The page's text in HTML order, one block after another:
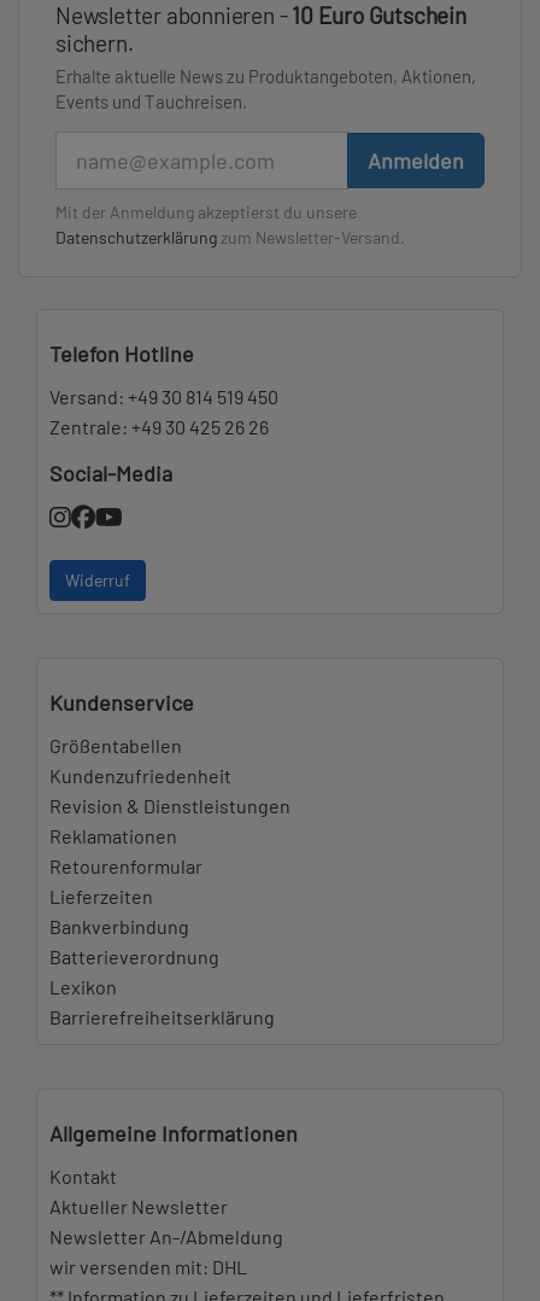
Newsletter abonnieren -10 Euro Gutschein
sichern.
Erhalte aktuelle News zu Produktangeboten, Aktionen,
Events und Tauchreisen.
Anmelden
Mit der Anmeldung akzeptierst du unsere
Datenschutzerklärung zum Newsletter-Versand.
Telefon Hotline
Versand: +49 30 814 519 450
Zentrale: +49 30 425 26 26
Social-Media
Widerruf
Kundenservice
Größentabellen
Kundenzufriedenheit
Revision & Dienstleistungen
Reklamationen
Retourenformular
Lieferzeiten
Bankverbindung
Batterieverordnung
Lexikon
Barrierefreiheitserklärung
Allgemeine Informationen
Kontakt
Aktueller Newsletter
Newsletter An-/Abmeldung
wir versenden mit: DHL